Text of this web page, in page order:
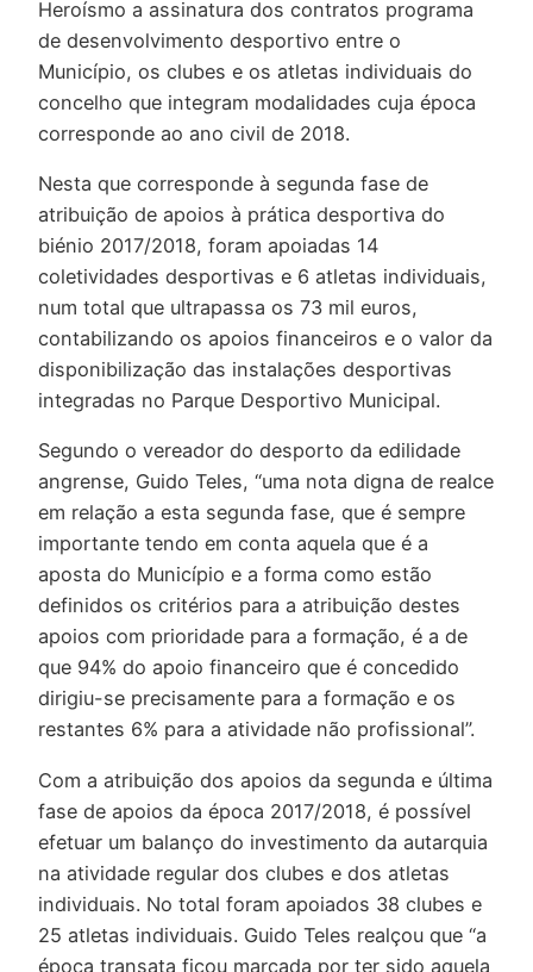
Heroísmo a assinatura dos contratos programa
de desenvolvimento desportivo entre o
Município, os clubes e os atletas individuais do
concelho que integram modalidades cuja época
corresponde ao ano civil de 2018.
Nesta que corresponde à segunda fase de
atribuição de apoios à prática desportiva do
biénio 2017/2018, foram apoiadas 14
coletividades desportivas e 6 atletas individuais,
num total que ultrapassa os 73 mil euros,
contabilizando os apoios financeiros e o valor da
disponibilização das instalações desportivas
integradas no Parque Desportivo Municipal.
Segundo o vereador do desporto da edilidade
angrense, Guido Teles, “uma nota digna de realce
em relação a esta segunda fase, que é sempre
importante tendo em conta aquela que é a
aposta do Município e a forma como estão
definidos os critérios para a atribuição destes
apoios com prioridade para a formação, é a de
que 94% do apoio financeiro que é concedido
dirigiu-se precisamente para a formação e os
restantes 6% para a atividade não profissional”.
Com a atribuição dos apoios da segunda e última
fase de apoios da época 2017/2018, é possível
efetuar um balanço do investimento da autarquia
na atividade regular dos clubes e dos atletas
individuais. No total foram apoiados 38 clubes e
25 atletas individuais. Guido Teles realçou que “a
época transata ficou marcada por ter sido aquela